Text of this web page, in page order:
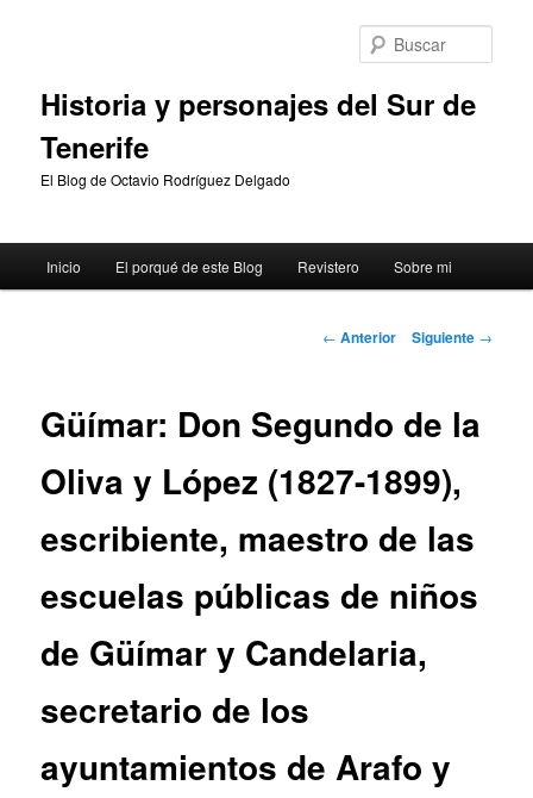
Historia y personajes del Sur de
Tenerife
El Blog de Octavio Rodríguez Delgado
principal
Inicio El porqué de este Blog Revistero Sobre mi
Navegación
← Anterior Siguiente →
Güímar: Don Segundo de la
Oliva y López (1827-1899),
escribiente, maestro de las
escuelas públicas de niños
de Güímar y Candelaria,
secretario de los
ayuntamientos de Arafo y